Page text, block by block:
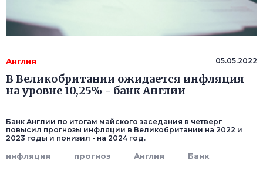
Англия 05.05.2022
В Великобритании ожидается инфляция
на уровне 10,25% - банк Англии
Банк Англии по итогам майского заседания в четверг
повысил прогнозы инфляции в Великобритании на 2022 и
2023 годы и понизил - на 2024 год.
инфляция прогноз Англия Банк